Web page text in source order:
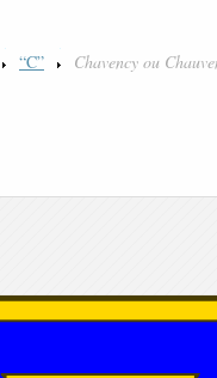
“C” Chavency ou